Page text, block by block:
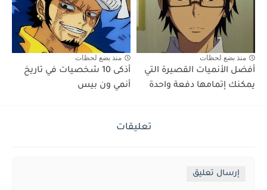
منذ بضع لحظات
أفضل الأنميات القصيرة التي
يمكنك إتمامها دفعة واحدة
منذ بضع لحظات
أذكى 10 شخصيات في تاريخ
أنمي ون بيس
تعليقات
إرسال تعليق